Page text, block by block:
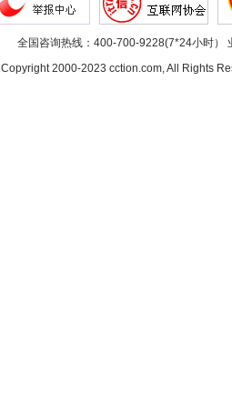
全国咨询热线：400-700-9228(7*24小时）
Copyright 2000-2023 cction.com, All Rights